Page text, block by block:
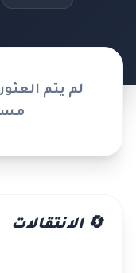
لم يتم
🔄 الانتقالات